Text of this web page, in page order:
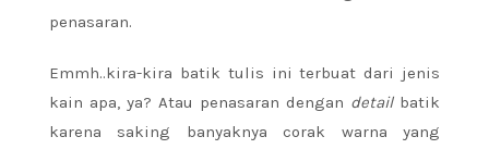
penasaran.
Emmh..kira-kira batik tulis ini terbuat dari jenis
kain apa, ya? Atau penasaran dengan detail batik
karena saking banyaknya corak warna yang